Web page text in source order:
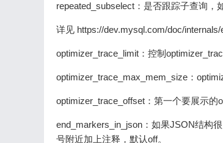
repeated_subselect：是否跟踪子查询
详见 https://dev.mysql.com/doc/
optimizer_trace_limit：控制
optimizer_trace_max_mem_size：
optimizer_trace_offset：第一个要展示的
end_markers_in_json：如果JSON结构
号附近加上注释，默认off。